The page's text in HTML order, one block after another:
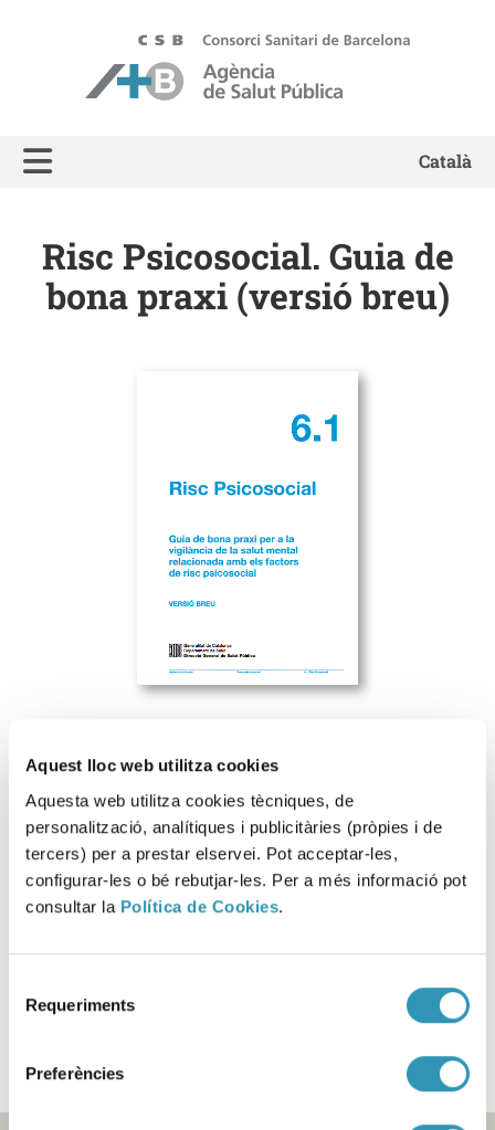
Aquest lloc web utilitza cookies
Aquesta web utilitza cookies tècniques, de
personalització, analítiques i publicitàries (pròpies i de
tercers) per a prestar elservei. Pot acceptar-les,
configurar-les o bé rebutjar-les. Per a més informació pot
consultar la Política de Cookies.
Requeriments
Preferències
ASPB - Agència de Salut Pública de Barcelona
Català
Risc Psicosocial. Guia de
bona praxi (versió breu)
Descarregar fitxer
Aquesta informació es pot trobar a:
RECURSOS EN SALUT I PREVENCIÓ DE RISCOS